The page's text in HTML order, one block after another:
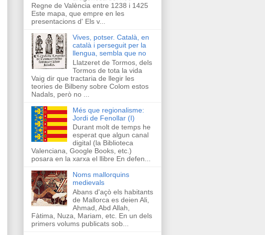
Regne de València entre 1238 i 1425
Este mapa, que empre en les
presentacions d' Els v...
Vives, potser. Català, en
català i perseguit per la
llengua, sembla que no
Llatzeret de Tormos, dels
Tormos de tota la vida
Vaig dir que tractaria de llegir les
teories de Bilbeny sobre Colom estos
Nadals, però no ...
Més que regionalisme:
Jordi de Fenollar (I)
Durant molt de temps he
esperat que algun canal
digital (la Biblioteca
Valenciana, Google Books, etc.)
posara en la xarxa el llibre En defen...
Noms mallorquins
medievals
Abans d'açò els habitants
de Mallorca es deien Ali,
Ahmad, Abd Allah,
Fàtima, Nuza, Mariam, etc. En un dels
primers volums publicats sob...